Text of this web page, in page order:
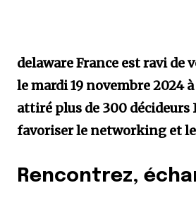
delaware France est ravi de
le mardi 19 novembre 2024
attiré plus de 300 décideurs
favoriser le networking et
Rencontrez,